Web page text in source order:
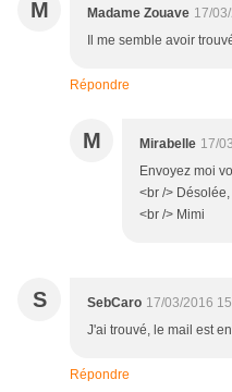
M Madame Zouave 17/
Il me semble avoir
Répondre
M Mirabelle 17/
Envoyez moi
<br />
<br /> Mimi
S SebCaro 17/03/2016
J'ai trouvé, le mail est
Répondre